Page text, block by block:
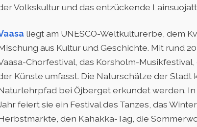
Volkskultur und das entzückende
liegt am UNESCO-Weltkulturerbe, dem
aus Kultur und Geschichte. Mit rund
Chorfestival, das Korsholm-
Künste umfasst. Die Naturschätze der
bei Öjberget erkundet werden.
feiert sie ein Festival des Tanzes, das
den Kahakka-Tag, die